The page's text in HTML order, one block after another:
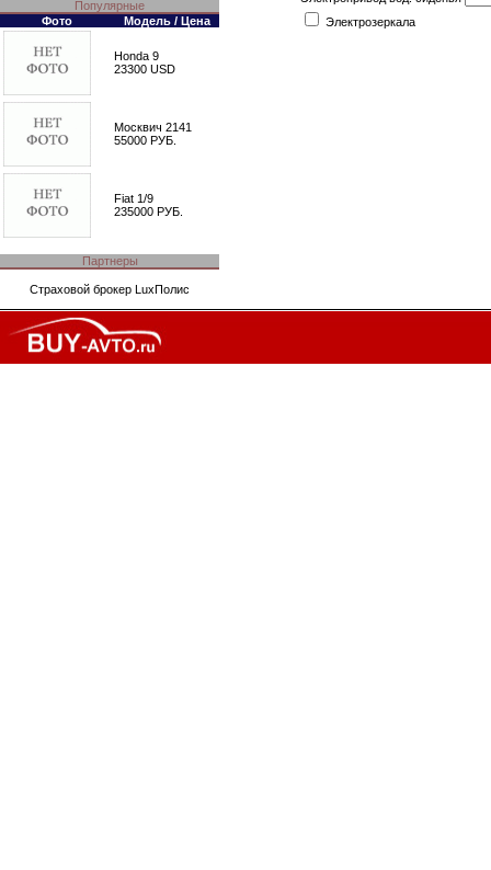
Популярные
Фото
Модель / Цена
Honda 9
23300 USD
Москвич 2141
55000 РУБ.
Fiat 1/9
235000 РУБ.
Электрозеркала
Партнеры
Страховой брокер LuxПолис